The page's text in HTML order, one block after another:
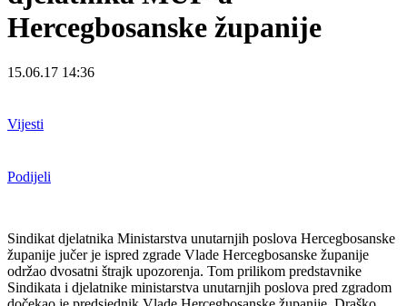
Hercegbosanske županije
15.06.17 14:36
Vijesti
Podijeli
Sindikat djelatnika Ministarstva unutarnjih poslova Hercegbosanske
županije jučer je ispred zgrade Vlade Hercegbosanske županije
održao dvosatni štrajk upozorenja. Tom prilikom predstavnike
Sindikata i djelatnike ministarstva unutarnjih poslova pred zgradom